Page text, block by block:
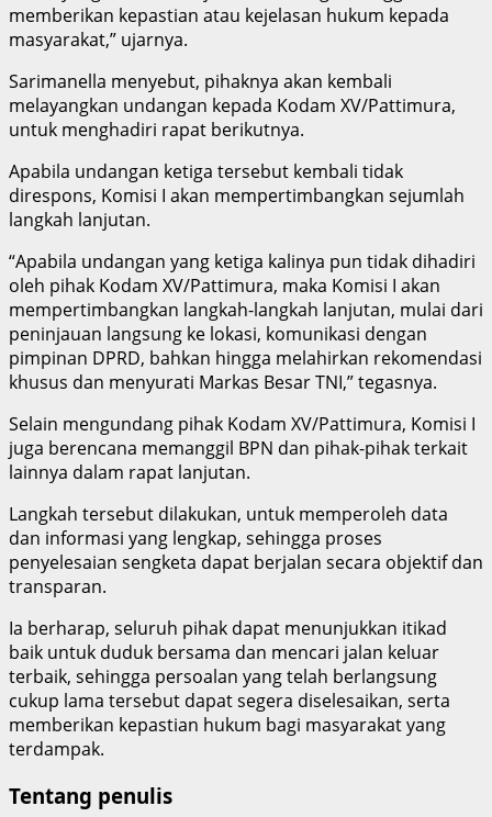
memberikan kepastian atau kejelasan hukum kepada
masyarakat,” ujarnya.
Sarimanella menyebut, pihaknya akan kembali
melayangkan undangan kepada Kodam XV/Pattimura,
untuk menghadiri rapat berikutnya.
Apabila undangan ketiga tersebut kembali tidak
direspons, Komisi I akan mempertimbangkan sejumlah
langkah lanjutan.
“Apabila undangan yang ketiga kalinya pun tidak dihadiri
oleh pihak Kodam XV/Pattimura, maka Komisi I akan
mempertimbangkan langkah-langkah lanjutan, mulai dari
peninjauan langsung ke lokasi, komunikasi dengan
pimpinan DPRD, bahkan hingga melahirkan rekomendasi
khusus dan menyurati Markas Besar TNI,” tegasnya.
Selain mengundang pihak Kodam XV/Pattimura, Komisi I
juga berencana memanggil BPN dan pihak-pihak terkait
lainnya dalam rapat lanjutan.
Langkah tersebut dilakukan, untuk memperoleh data
dan informasi yang lengkap, sehingga proses
penyelesaian sengketa dapat berjalan secara objektif dan
transparan.
Ia berharap, seluruh pihak dapat menunjukkan itikad
baik untuk duduk bersama dan mencari jalan keluar
terbaik, sehingga persoalan yang telah berlangsung
cukup lama tersebut dapat segera diselesaikan, serta
memberikan kepastian hukum bagi masyarakat yang
terdampak.
Tentang penulis